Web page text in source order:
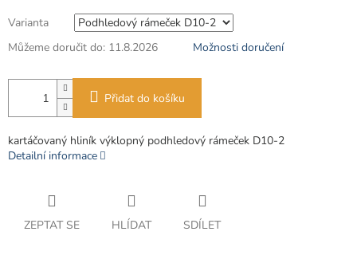
Varianta
Můžeme doručit do: 11.8.2026 Možnosti doručení
Přidat do košíku
kartáčovaný hliník výklopný podhledový rámeček D10-2
Detailní informace
ZEPTAT SE HLÍDAT SDÍLET